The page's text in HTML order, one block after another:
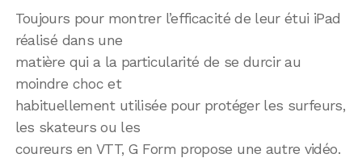
Toujours pour montrer l’efficacité de leur étui iPad
réalisé dans une
matière qui a la particularité de se durcir au
moindre choc et
habituellement utilisée pour protéger les surfeurs,
les skateurs ou les
coureurs en VTT, G Form propose une autre vidéo.